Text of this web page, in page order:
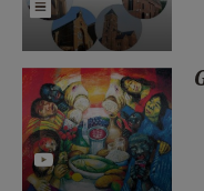
MIJN
AANMELDEN